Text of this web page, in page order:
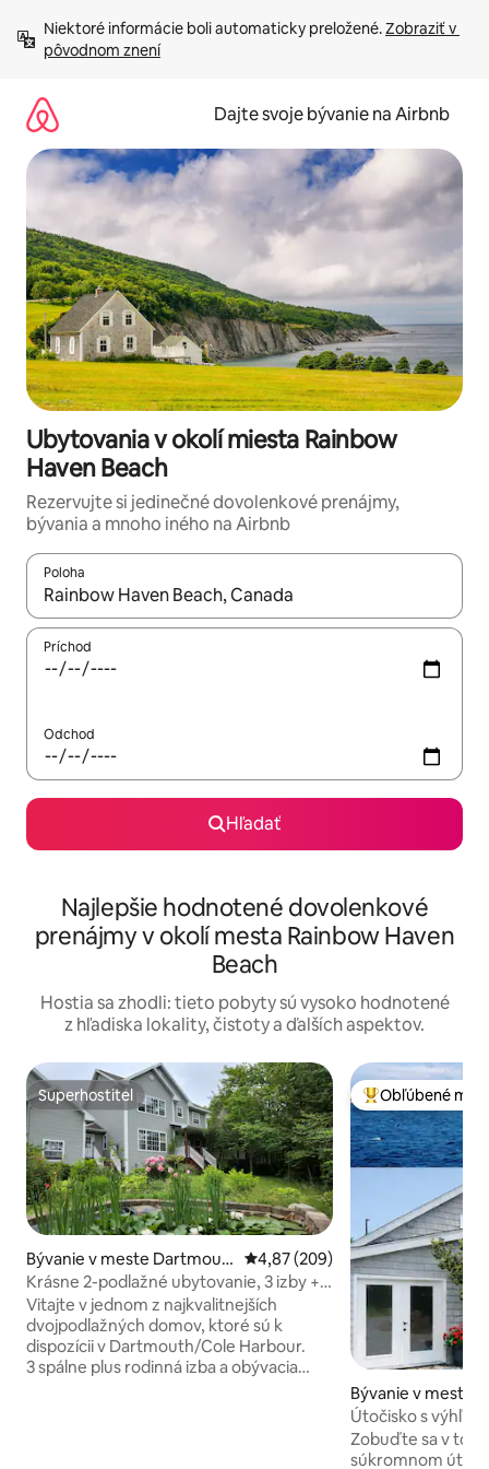
obsah.
Niektoré informácie boli automaticky preložené. Zobraziť v
pôvodnom znení
Dajte svoje bývanie na Airbnb
Ubytovania v okolí miesta Rainbow
Haven Beach
Rezervujte si jedinečné dovolenkové prenájmy,
bývania a mnoho iného na Airbnb
Poloha
Keď budú výsledky k dispozícii, môžete si ich prechádzať
Príchod
Odchod
Hľadať
Najlepšie hodnotené dovolenkové
prenájmy v okolí mesta Rainbow Haven
Beach
Hostia sa zhodli: tieto pobyty sú vysoko hodnotené
z hľadiska lokality, čistoty a ďalších aspektov.
Superhostiteľ
Superhostiteľ
Bývanie v meste Dartmout
h
Priemerné ohodnotenie 4,87 z
4,87 (209)
Krásne 2-podlažné ubytovanie, 3 izby +
obývacia izba + rodinná izba
Vitajte v jednom z najkvalitnejších
dvojpodlažných domov, ktoré sú k
dispozícii v Dartmouth/Cole Harbour.
3 spálne plus rodinná izba a obývacia
Najobľúbenejšie
Obľúbené
Bývanie v meste
Cove
Útočisko s
Súkromné• 15
Zobuďte sa v
súkromnom